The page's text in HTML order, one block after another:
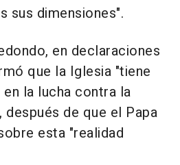
sus dimensiones".
en declaraciones
que la Iglesia "tiene
la lucha contra la
de que el Papa
esta "realidad